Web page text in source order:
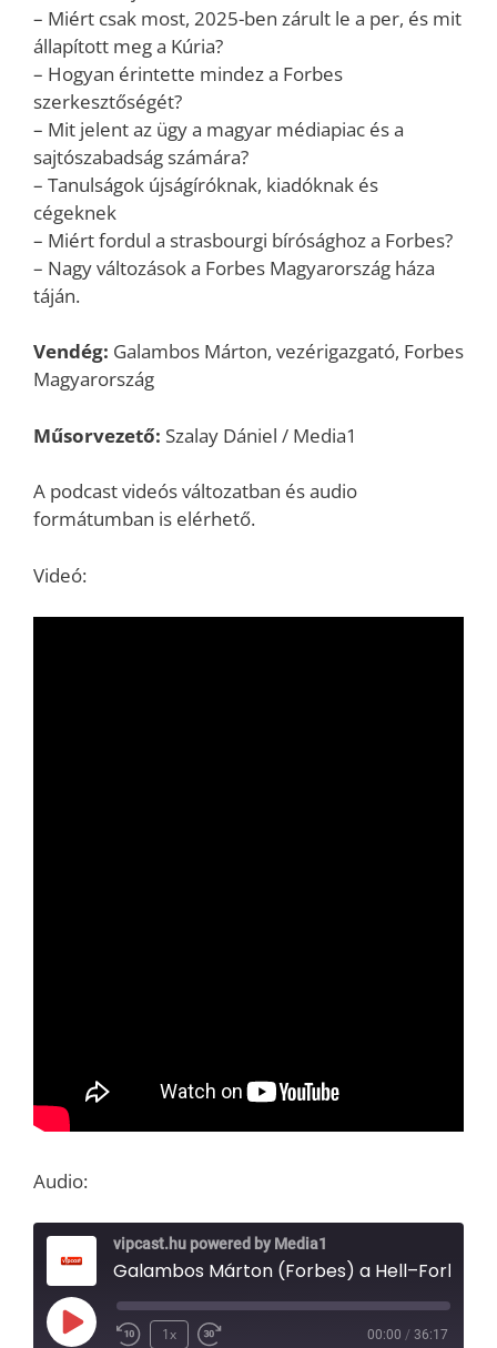
– Miért csak most, 2025-ben zárult le a per, és mit
állapított meg a Kúria?
– Hogyan érintette mindez a Forbes
szerkesztőségét?
– Mit jelent az ügy a magyar médiapiac és a
sajtószabadság számára?
– Tanulságok újságíróknak, kiadóknak és
cégeknek
– Miért fordul a strasbourgi bírósághoz a Forbes?
– Nagy változások a Forbes Magyarország háza
táján.
Vendég: Galambos Márton, vezérigazgató, Forbes
Magyarország
Műsorvezető: Szalay Dániel / Media1
A podcast videós változatban és audio
formátumban is elérhető.
Videó:
Audio:
vipcast.hu powered by Media1
Play 1x 00:00 / 36:17